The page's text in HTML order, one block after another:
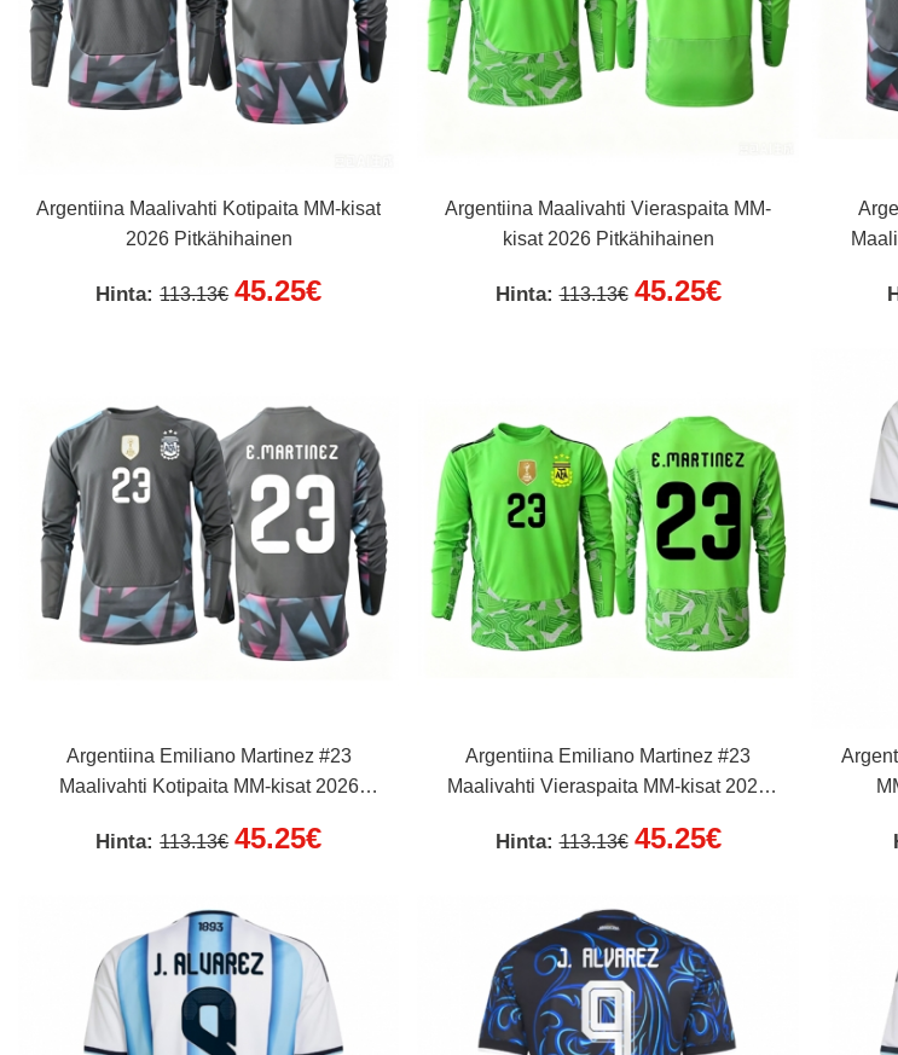
Argentiina Maalivahti Kotipaita MM-kisat
2026 Pitkähihainen
Hinta:113.13€ 45.25€
Argentiina Maalivahti Vieraspaita MM-
kisat 2026 Pitkähihainen
Hinta:113.13€ 45.25€
Argentiina Emiliano Martinez #23
Maalivahti Kotipaita MM-kisat 2026
Hinta:113.13€ 45.25€
Argentiina Emiliano Martinez #23
Maalivahti Vieraspaita MM-kisat 2026
Hinta:113.13€ 45.25€